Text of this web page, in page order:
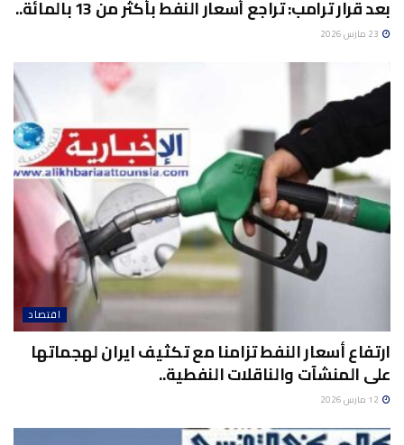
بعد قرار ترامب: تراجع أسعار النفط بأكثر من 13 ​بالمائة..
اقتصاد
ارتفاع أسعار النفط تزامنا مع تكثيف ايران لهجماتها
على المنشآت والناقلات النفطية..